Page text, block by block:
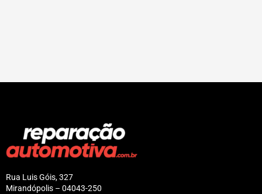
Rua Luis Góis, 327
Mirandópolis – 04043-250